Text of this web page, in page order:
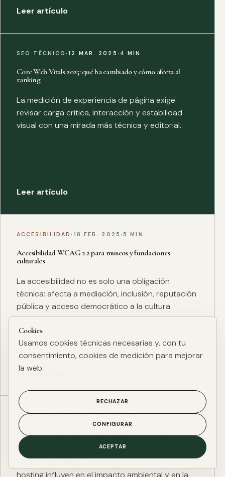
Leer artículo
SEO TÉCNICO·12 MAR. 2025 · 4 MIN
Core Web Vitals 2025: qué ha cambiado y cómo afecta al
ranking
La medición de experiencia de página exige
revisar carga crítica, interacción y estabilidad
visual con una mirada más técnica y editorial.
Leer artículo
ACCESIBILIDAD · 18 FEB. 2025 · 5 MIN
Accesibilidad WCAG 2.2 para museos y fundaciones
culturales
La accesibilidad no es solo una obligación
técnica: afecta a mediación, inclusión, reputación
pública y acceso democrático a la cultura.
Leer artículo
ESG DIGITAL·27 ENE. 2025·4 MIN
Huella de carbono digital: cómo medir y reducir el impacto
ESG de una web
El peso de página, las imágenes, los scripts y el
hosting influyen en el impacto ambiental y en la
Cookies
Usamos cookies técnicas necesarias y, con tu
consentimiento, cookies de medición para mejorar
la web.
RECHAZAR
CONFIGURAR
ACEPTAR